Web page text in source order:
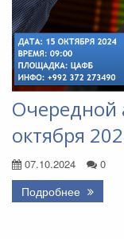
Очередной
октября
07.10.2024 0
Подробнее